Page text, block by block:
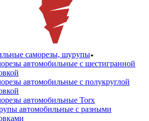
саморезы, шурупы
автомобильные с шестигранной
автомобильные с полукруглой
автомобильные Torx
автомобильные с разными